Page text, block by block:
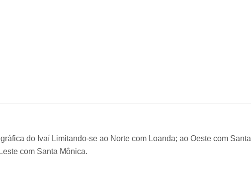
do Ivaí Limitando-se ao Norte com Loanda; ao Oeste com Santa
com Santa Mônica.